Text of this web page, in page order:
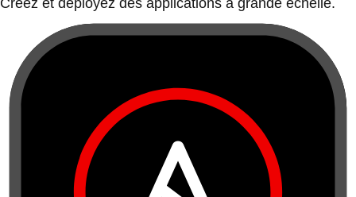
Créez et déployez des applications à grande échelle.